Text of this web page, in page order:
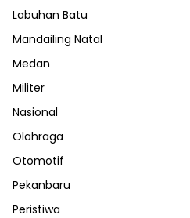
Labuhan Batu
Mandailing Natal
Medan
Militer
Nasional
Olahraga
Otomotif
Pekanbaru
Peristiwa